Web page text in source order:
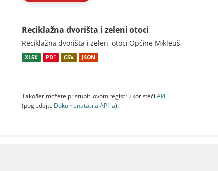
Reciklažna dvorišta i zeleni otoci
Reciklažna dvorišta i zeleni otoci Općine Mikleuš
XLSX PDF CSV JSON
Također možete pristupiti ovom registru koristeći API
(pogledajte Dokumenаtаcijа API-jа).